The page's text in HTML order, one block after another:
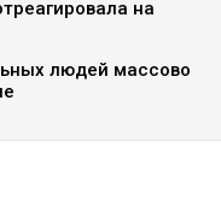
на
людей массово